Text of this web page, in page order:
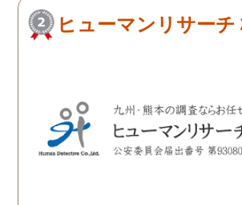
ヒューマンリサーチ